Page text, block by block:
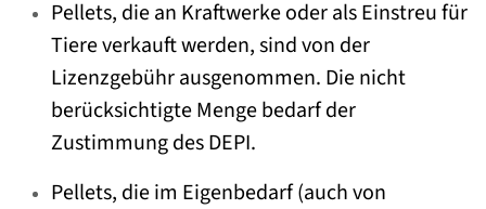
Pellets, die an Kraftwerke oder als Einstreu für
Tiere verkauft werden, sind von der
Lizenzgebühr ausgenommen. Die nicht
berücksichtigte Menge bedarf der
Zustimmung des DEPI.
Pellets, die im Eigenbedarf (auch von